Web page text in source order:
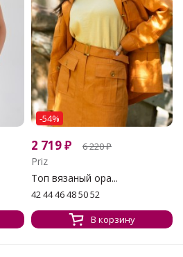
-54%
2 719₽ 6 220₽
Priz
Топ вязаный ора...
42 44 46 48 50 52
В корзину